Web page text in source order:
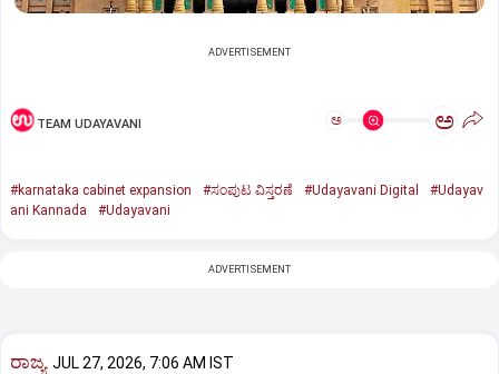
ADVERTISEMENT
TEAM UDAYAVANI ಅ ಅ
#karnataka cabinet expansion #ಸಂಪುಟ ವಿಸ್ತರಣೆ #Udayavani Digital
#Udayav
ani Kannada
#Udayavani
ADVERTISEMENT
ರಾಜ್ಯ JUL 27, 2026, 7:06 AM IST